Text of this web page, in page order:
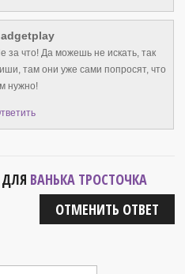
за что! Да можешь не искать, так
там они уже сами попросят, что
нужно!
ВАНЬКА ТРОСТОЧКА
ОТМЕНИТЬ ОТВЕТ